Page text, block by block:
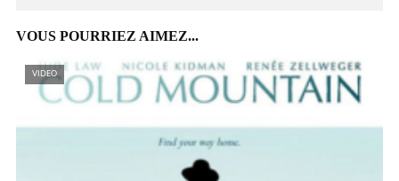
VOUS POURRIEZ AIMEZ...
VIDEO